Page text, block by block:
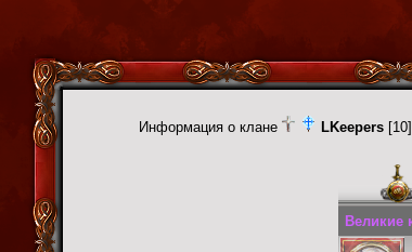
Информация о клане LKeepers [10]
Великие